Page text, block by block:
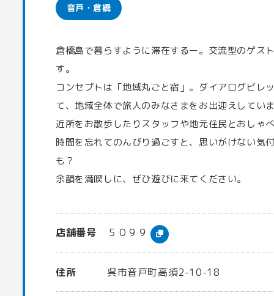
音戸・倉橋
倉橋島で暮らすように滞在するー。交流型のゲス
す。
コンセプトは「地域丸ごと宿」。ダイアログビレ
て、地域全体で旅人のみなさまをお出迎えしていま
近所をお散歩したりスタッフや地元住民とおしゃべ
時間を忘れてのんびり過ごすと、思いがけない気
も？
余韻を満喫しに、ぜひ遊びに来てください。
店舗番号 ５０９９
住所 呉市音戸町高須2-10-18